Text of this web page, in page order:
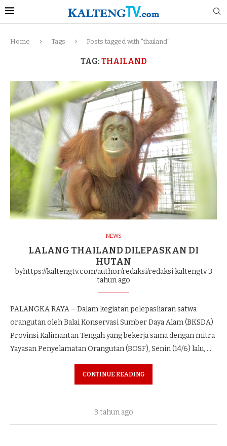
Home Tags Posts tagged with "thailand"
TAG: THAILAND
NEWS
LALANG THAILAND DILEPASKAN DI
HUTAN
byhttps://kaltengtv.com/author/redaksi/redaksi kaltengtv3
tahun ago
PALANGKA RAYA – Dalam kegiatan pelepasliaran satwa
orangutan oleh Balai Konservasi Sumber Daya Alam (BKSDA)
Provinsi Kalimantan Tengah yang bekerja sama dengan mitra
Yayasan Penyelamatan Orangutan (BOSF), Senin (14/6) lalu, …
CONTINUE READING
3 tahun ago